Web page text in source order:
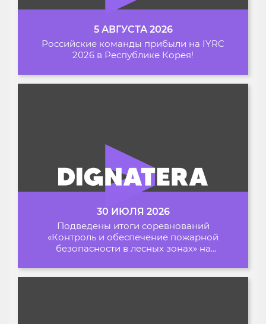
5 АВГУСТА 2026
Российские команды прибыли на IYRC
2026 в Республике Корея!
30 ИЮЛЯ 2026
Подведены итоги соревнований
«Контроль и обеспечение пожарной
безопасности в лесных зонах» на